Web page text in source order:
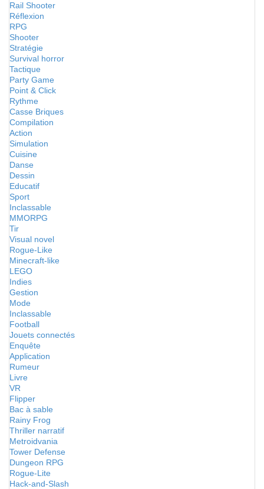
Rail Shooter
Réflexion
RPG
Shooter
Stratégie
Survival horror
Tactique
Party Game
Point & Click
Rythme
Casse Briques
Compilation
Action
Simulation
Cuisine
Danse
Dessin
Educatif
Sport
Inclassable
MMORPG
Tir
Visual novel
Rogue-Like
Minecraft-like
LEGO
Indies
Gestion
Mode
Inclassable
Football
Jouets connectés
Enquête
Application
Rumeur
Livre
VR
Flipper
Bac à sable
Rainy Frog
Thriller narratif
Metroidvania
Tower Defense
Dungeon RPG
Rogue-Lite
Hack-and-Slash